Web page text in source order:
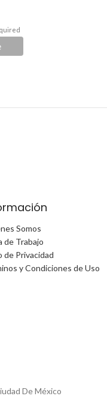
Somos
de Trabajo
de Privacidad
y Condiciones de Uso
De México